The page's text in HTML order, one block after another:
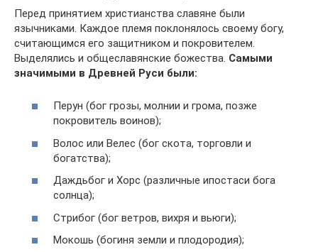
Перед принятием христианства славяне были
язычниками. Каждое племя поклонялось своему богу,
считающимся его защитником и покровителем.
Выделялись и общеславянские божества. Самыми
значимыми в Древней Руси были:
Перун (бог грозы, молнии и грома, позже
покровитель воинов);
Волос или Велес (бог скота, торговли и
богатства);
Даждьбог и Хорс (различные ипостаси бога
солнца);
Стрибог (бог ветров, вихря и вьюги);
Мокошь (богиня земли и плодородия);